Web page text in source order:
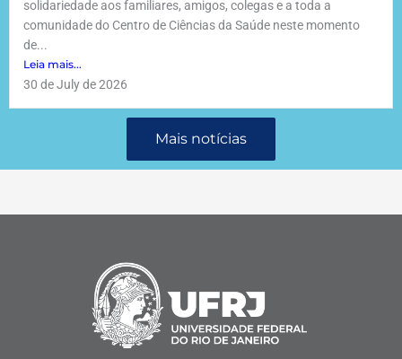
solidariedade aos familiares, amigos, colegas e a toda a
comunidade do Centro de Ciências da Saúde neste momento
de...
Leia mais...
30 de July de 2026
Mais notícias